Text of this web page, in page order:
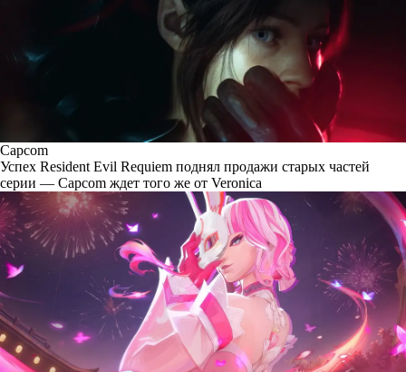
Capcom
Успех Resident Evil Requiem поднял продажи старых частей
серии — Capcom ждет того же от Veronica